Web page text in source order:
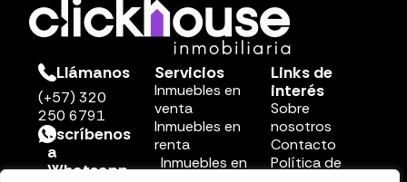
Llámanos
(+57) 320
250 6791
Escríbenos
a
Whatsapp
Servicios
Inmuebles en
venta
Inmuebles en
renta
Inmuebles en
Links de
interés
Sobre
nosotros
Contacto
Política de